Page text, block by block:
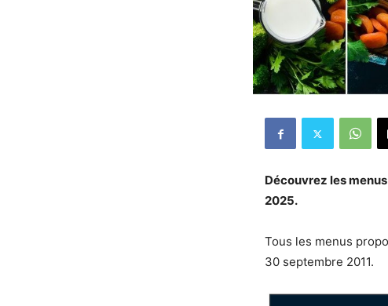
Découvrez les
2025.
Tous les menus
30 septembre 2011.